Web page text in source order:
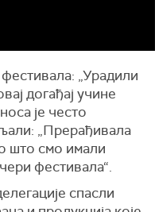
„Урадили
догађај учине
је често
„Прерађивала
што смо имали
фестивала“.
спасли